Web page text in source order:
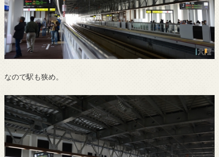
なので駅も狭め。